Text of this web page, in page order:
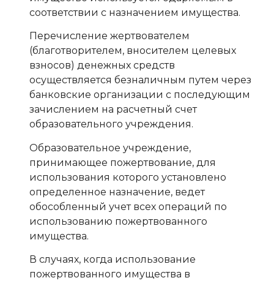
соответствии с назначением имущества.
Перечисление жертвователем
(благотворителем, вносителем целевых
взносов) денежных средств
осуществляется безналичным путем через
банковские организации с последующим
зачислением на расчетный счет
образовательного учреждения.
Образовательное учреждение,
принимающее пожертвование, для
использования которого установлено
определенное назначение, ведет
обособленный учет всех операций по
использованию пожертвованного
имущества.
В случаях, когда использование
пожертвованного имущества в